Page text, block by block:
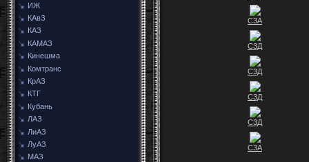
ИЖ
КАвЗ
КАЗ
КАМАЗ
Кинешма
Комтранс
КрАЗ
КТГ
Кубань
ЛАЗ
ЛиАЗ
ЛуАЗ
МАЗ
С3А
С3Д
С3Д
С3Д
С3Д
С3А